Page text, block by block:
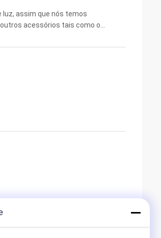
luz, assim que nós temos
acessórios tais como o